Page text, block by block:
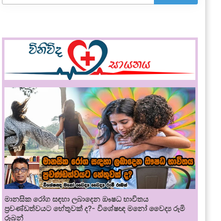
මානසික රෝග සඳහා ලබාදෙන ඖෂධ භාවිතය
ප්‍රචණ්ඩත්වයට හේතුවක් ද?- විශේෂඥ මනෝ වෛද්‍ය රූමි
රූබන්